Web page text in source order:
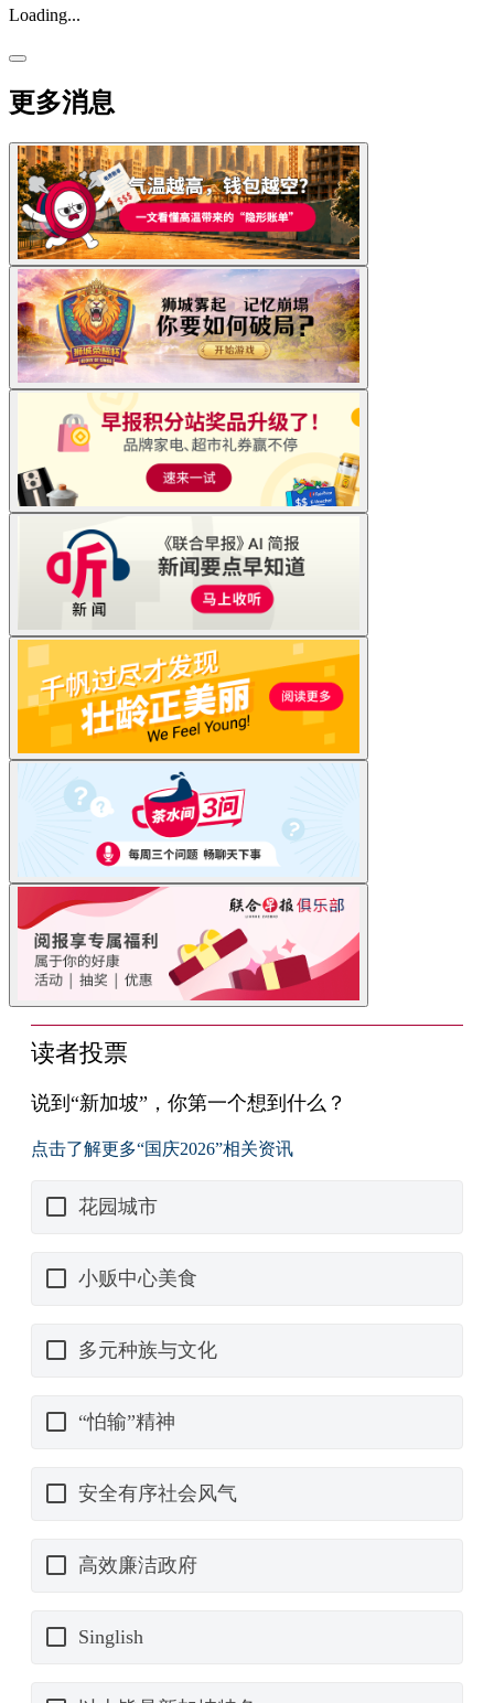
Loading...
更多消息